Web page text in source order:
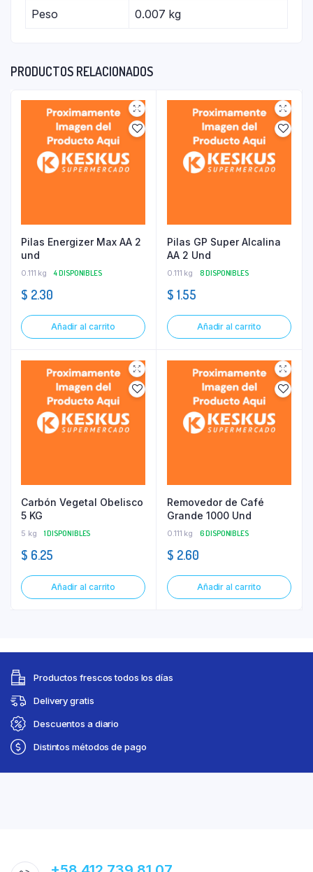
Peso 0.007 kg
PRODUCTOS RELACIONADOS
Pilas Energizer Max AA 2
und
0.111 kg 4 DISPONIBLES
$ 2.30
Añadir al carrito
Pilas GP Super Alcalina
AA 2 Und
0.111 kg 8 DISPONIBLES
$ 1.55
Añadir al carrito
Carbón Vegetal Obelisco
5 KG
5 kg 1 DISPONIBLES
$ 6.25
Añadir al carrito
Removedor de Café
Grande 1000 Und
0.111 kg 6 DISPONIBLES
$ 2.60
Añadir al carrito
Productos frescos todos los días
Delivery gratis
Descuentos a diario
Distintos métodos de pago